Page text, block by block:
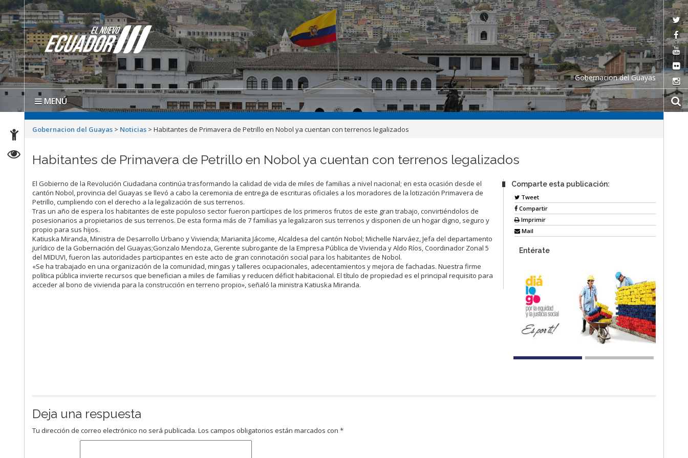
Gobernacion del Guayas
MENÚ
Gobernacion del Guayas > Noticias >Habitantes de Primavera de Petrillo en Nobol ya cuentan con terrenos legalizados
Habitantes de Primavera de Petrillo en Nobol ya cuentan con terrenos legalizados
El Gobierno de la Revolución Ciudadana continúa trasformando la calidad de vida de miles de familias a nivel nacional; en esta ocasión desde el
cantón Nobol, provincia del Guayas se llevó a cabo la ceremonia de entrega de escrituras oficiales a los moradores de la lotización Primavera de
Petrillo, cumpliendo con el derecho a la legalización de sus terrenos.
Tras un año de espera los habitantes de este populoso sector fueron partícipes de los primeros frutos de este gran trabajo, convirtiéndolos de
posesionarios a propietarios de sus terrenos. De esta forma más de 7 familias ya legalizaron sus terrenos y disponen de un hogar digno, seguro y
propio para sus hijos.
Katiuska Miranda, Ministra de Desarrollo Urbano y Vivienda; Marianita Jácome, Alcaldesa del cantón Nobol; Michelle Narváez, Jefa del departamento
jurídico de la Gobernación del Guayas;Gonzalo Mendoza, Gerente subrogante de la Empresa Pública de Vivienda y Aldo Ríos, Coordinador Zonal 5
del MIDUVI, fueron las autoridades participantes en este acto de gran connotación social para los habitantes de Nobol.
«Se ha trabajado en una organización de la comunidad, mingas y talleres ocupacionales, adecentamientos y mejora de fachadas. Nuestra firme
política pública invierte recursos que benefician a miles de familias y reducen déficit habitacional. El título de propiedad es el principal requisito para
acceder al bono de vivienda para la construcción en terreno propio», señaló la ministra Katiuska Miranda.
Comparte esta publicación:
Tweet
Compartir
Imprimir
Mail
Entérate
Deja una respuesta
Tu dirección de correo electrónico no será publicada. Los campos obligatorios están marcados con*